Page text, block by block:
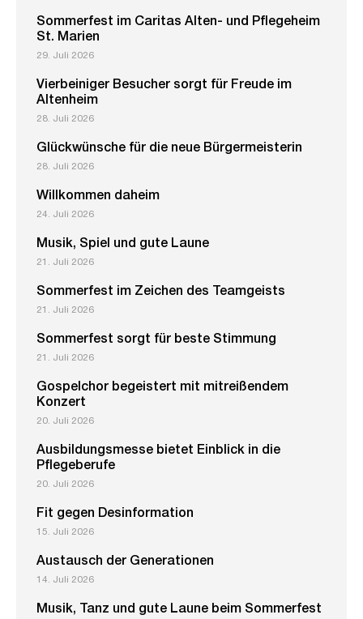
Sommerfest im Caritas Alten- und Pflegeheim
St. Marien
29. Juli 2026
Vierbeiniger Besucher sorgt für Freude im
Altenheim
28. Juli 2026
Glückwünsche für die neue Bürgermeisterin
28. Juli 2026
Willkommen daheim
24. Juli 2026
Musik, Spiel und gute Laune
21. Juli 2026
Sommerfest im Zeichen des Teamgeists
21. Juli 2026
Sommerfest sorgt für beste Stimmung
21. Juli 2026
Gospelchor begeistert mit mitreißendem
Konzert
20. Juli 2026
Ausbildungsmesse bietet Einblick in die
Pflegeberufe
20. Juli 2026
Fit gegen Desinformation
15. Juli 2026
Austausch der Generationen
14. Juli 2026
Musik, Tanz und gute Laune beim Sommerfest